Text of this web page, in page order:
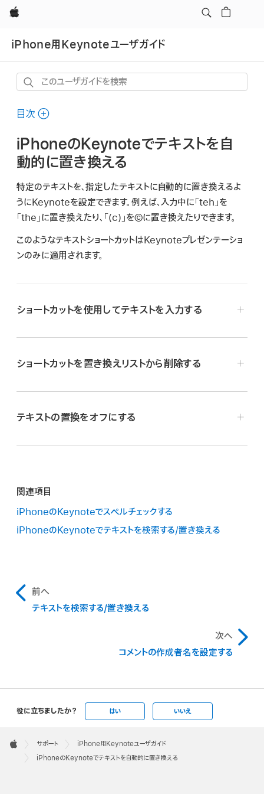
Apple
iPhone用Keynoteユーザガイド
こ
ユ
ザ
ガ
ド
を
検
索
目次
iPhoneのKeynoteでテキストを自
動的に置き換える
特定のテキストを、指定したテキストに自動的に置き換えるよ
うにKeynoteを設定できます。例えば、入力中に「 teh」を
「 the」に置き換えたり、「 (c)」を©に置き換えたりできます。
このようなテキストショートカットはKeynoteプレゼンテーショ
ンのみに適用されます。
ショートカットを使用してテキストを入力する
す。
「語句」フィールドで、プレゼンテーションに表示させたい単
「ショートカット」フィールドで、語句全体を入力する代わり
「保存」が表示されない場合は、ショートカットが一意では
あります。別の文字の組み合わせを試してみてください。
「戻る」をタップしてから、「終了」をタップしてプレゼンテー
から、スペースバーをタップします。
ショートカットを置き換えリストから削除する
「置き換えリスト」をタップして、「編集」をタップします。
ショートカットの横にある
をタップしてから、「削除」をタ
「終了」をタップしてから、プレゼンテーションをタップしてコ
テキストの置換をオフにする
をタップして「設定」をタップし、「自動修正」をタップしま
関連項目
iPhoneのKeynoteでスペルチェックする
iPhoneのKeynoteでテキストを検索する/置き換える
前へ
テキストを検索する/置き換える
次へ
コメントの作成者名を設定する
役に立ちましたか？ はい いいえ
Footer

Apple
サポート
iPhone用Keynoteユーザガイド
iPhoneのKeynoteでテキストを自動的に置き換える